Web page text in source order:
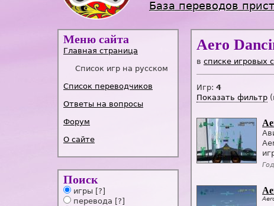
База переводов
Меню сайта
Главная страница
Список игр на русском
Список переводчиков
Ответы на вопросы
Форум
О сайте
Поиск
игры [?]
перевода [?]
Aero
в списке игровых
Игр: 4
Показать фильтр